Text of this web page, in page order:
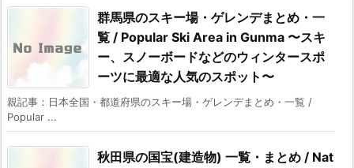
群馬県のスキー場・ゲレンデまとめ・一
覧 / Popular Ski Area in Gunma 〜スキ
ー、スノーボードなどのウィンタースポ
ーツに最適な人気のスポット〜
親記事：日本全国・都道府県のスキー場・ゲレンデまとめ・一覧 /
Popular ...
秋田県の国宝(建造物) 一覧・まとめ / Nat